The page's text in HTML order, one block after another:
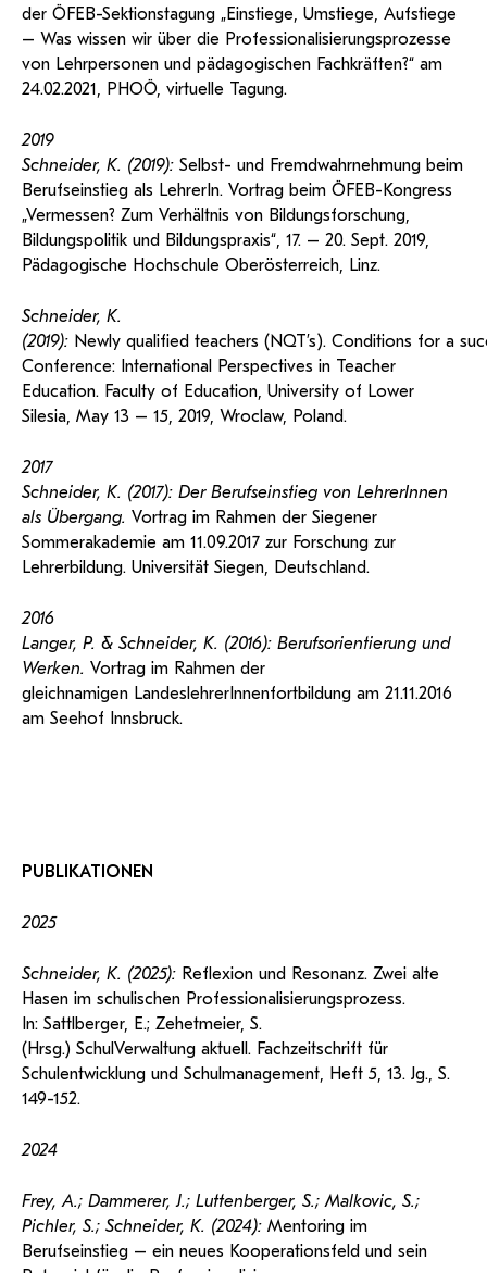
der ÖFEB-Sektionstagung „Einstiege, Umstiege, Aufstiege
– Was wissen wir über die Professionalisierungsprozesse
von Lehrpersonen und pädagogischen Fachkräften?“ am
24.02.2021, PHOÖ, virtuelle Tagung.
2019
Schneider, K. (2019): Selbst- und Fremdwahrnehmung beim
Berufseinstieg als LehrerIn. Vortrag beim ÖFEB-Kongress
„Vermessen? Zum Verhältnis von Bildungsforschung,
Bildungspolitik und Bildungspraxis“, 17. – 20. Sept. 2019,
Pädagogische Hochschule Oberösterreich, Linz.
Schneider, K.
(2019): Newly qualified teachers (NQT’s). Conditions for a
Conference: International Perspectives in Teacher
Education. Faculty of Education, University of Lower
Silesia, May 13 – 15, 2019, Wroclaw, Poland.
2017
Schneider, K. (2017): Der Berufseinstieg von LehrerInnen
als Übergang. Vortrag im Rahmen der Siegener
Sommerakademie am 11.09.2017 zur Forschung zur
Lehrerbildung. Universität Siegen, Deutschland.
2016
Langer, P. & Schneider, K. (2016): Berufsorientierung und
Werken. Vortrag im Rahmen der
gleichnamigen LandeslehrerInnenfortbildung am 21.11.2016
am Seehof Innsbruck.
PUBLIKATIONEN
2025
Schneider, K. (2025): Reflexion und Resonanz. Zwei alte
Hasen im schulischen Professionalisierungsprozess.
In: Sattlberger, E.; Zehetmeier, S.
(Hrsg.) SchulVerwaltung aktuell. Fachzeitschrift für
Schulentwicklung und Schulmanagement, Heft 5, 13. Jg., S.
149-152.
2024
Frey, A.; Dammerer, J.; Luttenberger, S.; Malkovic, S.;
Pichler, S.; Schneider, K. (2024): Mentoring im
Berufseinstieg – ein neues Kooperationsfeld und sein